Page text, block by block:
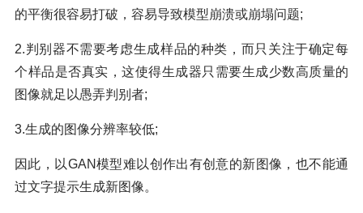
的平衡很容易打破，容易导致模型崩溃或崩塌问题;
2.判别器不需要考虑生成样品的种类，而只关注于确定每
个样品是否真实，这使得生成器只需要生成少数高质量的
图像就足以愚弄判别者;
3.生成的图像分辨率较低;
因此，以GAN模型难以创作出有创意的新图像，也不能通
过文字提示生成新图像。